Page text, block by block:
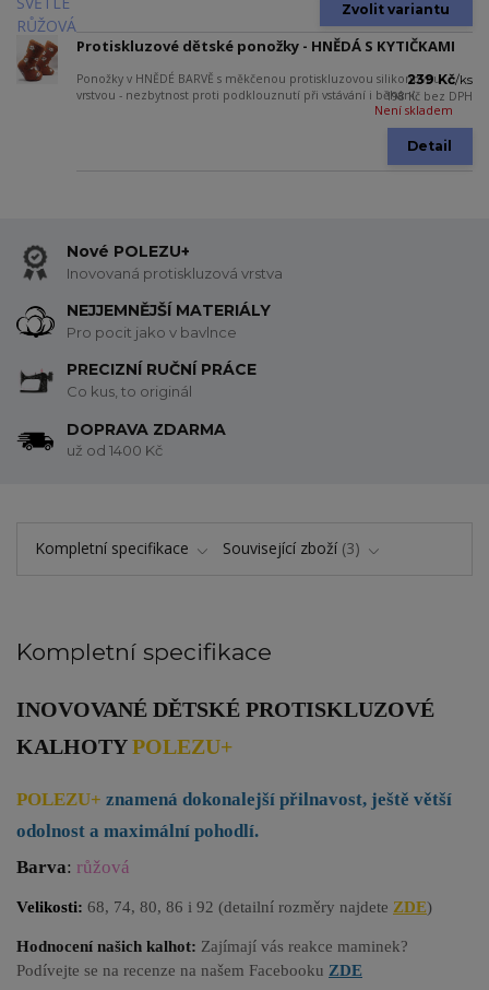
Zvolit variantu
Protiskluzové dětské ponožky - HNĚDÁ S KYTIČKAMI
Ponožky v HNĚDÉ BARVĚ s měkčenou protiskluzovou silikonovou
vrstvou - nezbytnost proti podklouznutí při vstávání i běhání.
239 Kč/ks
198 Kč bez DPH
Není skladem
Detail
Nové POLEZU+
Inovovaná protiskluzová vrstva
NEJJEMNĚJŠÍ MATERIÁLY
Pro pocit jako v bavlnce
PRECIZNÍ RUČNÍ PRÁCE
Co kus, to originál
DOPRAVA ZDARMA
už od 1400 Kč
Kompletní specifikace Související zboží 3
Kompletní specifikace
INOVOVANÉ DĚTSKÉ PROTISKLUZOVÉ
KALHOTYPOLEZU+
POLEZU+ znamená dokonalejší přilnavost, ještě větší
odolnost a maximální pohodlí.
Barva: růžová
Velikosti: 68, 74, 80, 86 i 92 (detailní rozměry najdete ZDE)
Hodnocení našich kalhot: Zajímají vás reakce maminek?
Podívejte se na recenze na našem Facebooku ZDE